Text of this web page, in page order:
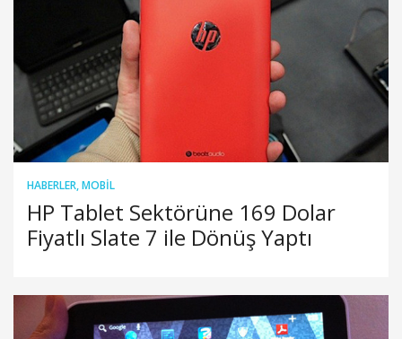
HABERLER,MOBIL
HP Tablet Sektörüne 169 Dolar
Fiyatlı Slate 7 ile Dönüş Yaptı